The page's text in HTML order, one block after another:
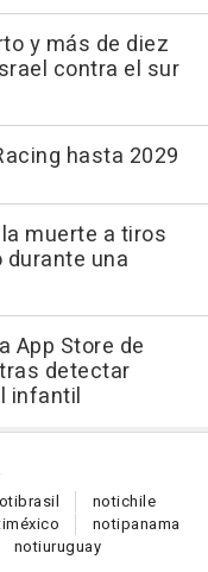
y más de diez
contra el sur
hasta 2029
muerte a tiros
una
App Store de
detectar
infantil
brasil notichile
méxico notipanama
notiuruguay